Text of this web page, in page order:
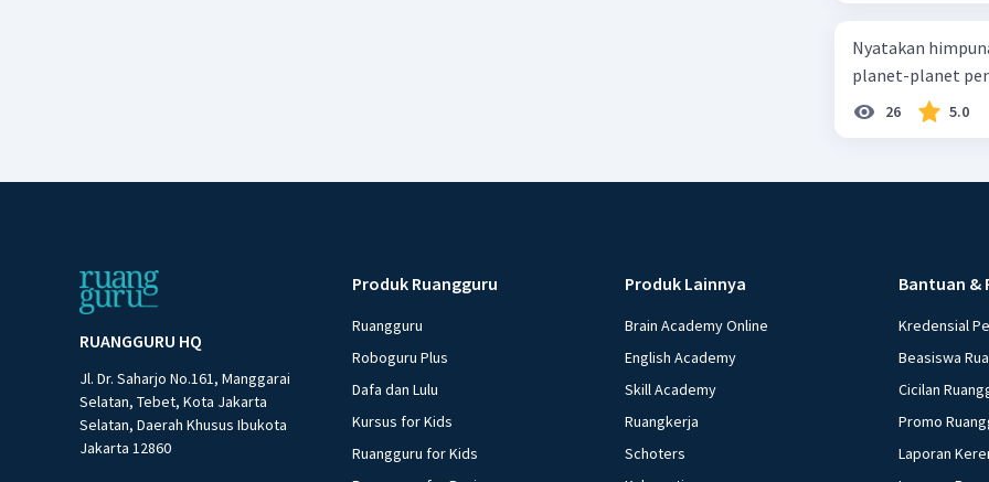
Nyatakan
planet-planet
26 5.0
RUANGGURU HQ
Jl. Dr. Saharjo No.161, Manggarai
Selatan, Tebet, Kota Jakarta
Selatan, Daerah Khusus Ibukota
Jakarta 12860
Produk Ruangguru
Ruangguru
Roboguru Plus
Dafa dan Lulu
Kursus for Kids
Ruangguru for Kids
Produk Lainnya
Brain Academy Online
English Academy
Skill Academy
Ruangkerja
Schoters
Bantuan &
Kredensial
Beasiswa
Cicilan
Promo
Laporan